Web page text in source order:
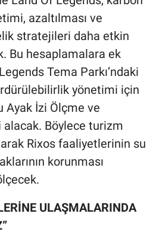
azaltılması ve
stratejileri daha etkin
Bu hesaplamalara ek
Tema Parkı’ndaki
yönetimi için
Ayak İzi Ölçme ve
alacak. Böylece turizm
Rixos faaliyetlerinin su
korunması
ULAŞMALARINDA